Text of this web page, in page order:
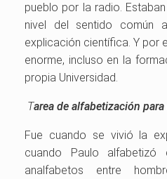
pueblo por la radio.
nivel del sentido común
explicación científica. Y por
enorme, incluso en la
propia Universidad.
Tarea de alfabetización
Fue cuando se vivió la
cuando Paulo
analfabetos entre